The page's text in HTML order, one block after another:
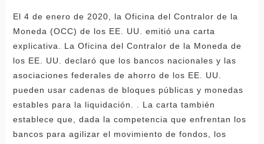
El 4 de enero de 2020, la Oficina del Contralor de la
Moneda (OCC) de los EE. UU. emitió una carta
explicativa. La Oficina del Contralor de la Moneda de
los EE. UU. declaró que los bancos nacionales y las
asociaciones federales de ahorro de los EE. UU.
pueden usar cadenas de bloques públicas y monedas
estables para la liquidación. . La carta también
establece que, dada la competencia que enfrentan los
bancos para agilizar el movimiento de fondos, los